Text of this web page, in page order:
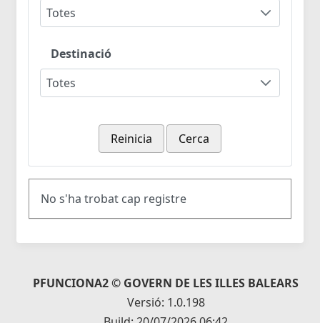
Totes
Destinació
Totes
Reinicia Cerca
No s'ha trobat cap registre
PFUNCIONA2 © GOVERN DE LES ILLES BALEARS
Versió: 1.0.198